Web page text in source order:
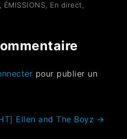
, ÉMISSIONS, En direct ,
pour publier un
Ellen and The Boyz →